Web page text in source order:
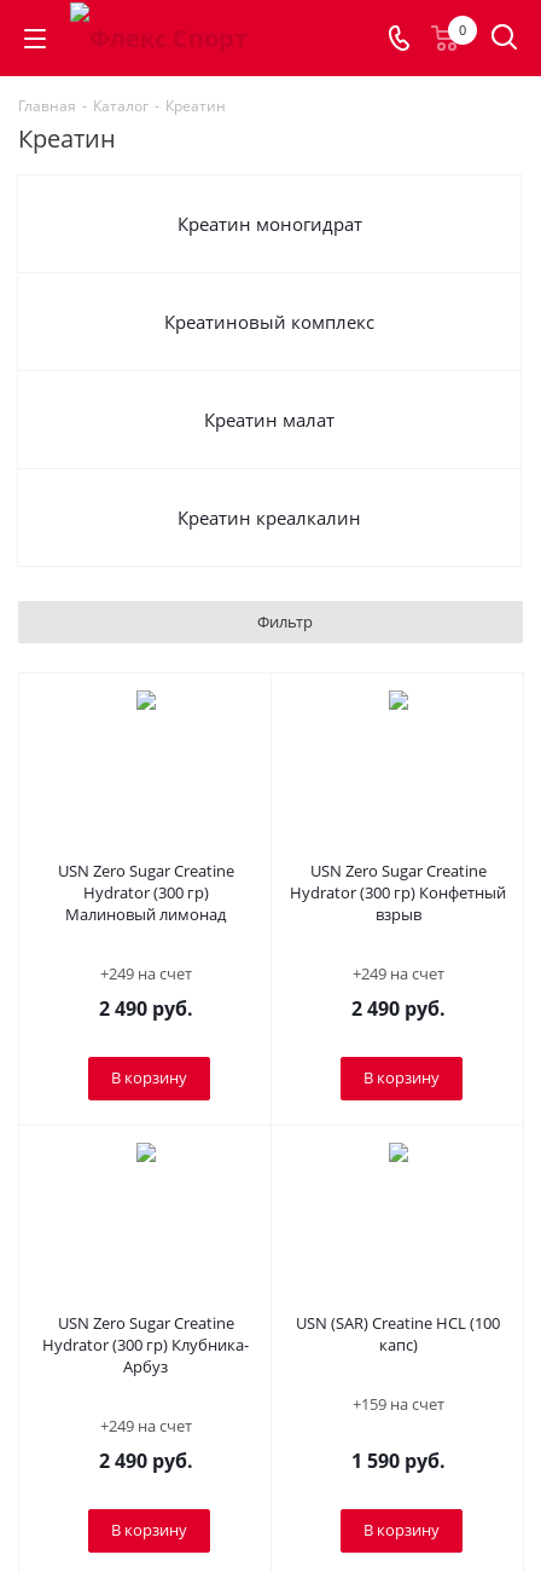
0
Главная - Каталог - Креатин
Креатин
Креатин моногидрат
Креатиновый комплекс
Креатин малат
Креатин креалкалин
Фильтр
USN Zero Sugar Creatine
Hydrator (300 гр)
Малиновый лимонад
+249 на счет
2 490руб.
В корзину
USN Zero Sugar Creatine
Hydrator (300 гр) Конфетный
взрыв
+249 на счет
2 490руб.
В корзину
USN Zero Sugar Creatine
Hydrator (300 гр) Клубника-
Арбуз
+249 на счет
2 490руб.
В корзину
USN (SAR) Creatine HCL (100
капс)
+159 на счет
1 590руб.
В корзину